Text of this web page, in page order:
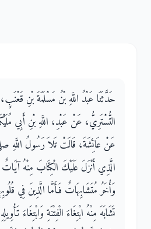
حَدَّثَنَا عَبْدُ اللَّهِ بْنُ مَسْلَمَةَ بْنِ قَعْنَبٍ،
التُّسْتَرِيُّ، عَنْ عَبْدِ، اللَّهِ بْنِ أَبِي
عَنْ عَائِشَةَ، قَالَتْ تَلاَ رَسُولُ اللَّهِ
الَّذِي أَنْزَلَ عَلَيْكَ الْكِتَابَ مِنْهُ
وَأُخَرُ مُتَشَابِهَاتٌ فَأَمَّا الَّذِينَ فِي
تَشَابَهَ مِنْهُ ابْتِغَاءَ الْفِتْنَةِ وَابْتِغَاءَ